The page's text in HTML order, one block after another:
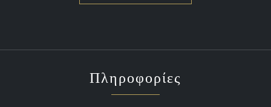
Πληροφορίες